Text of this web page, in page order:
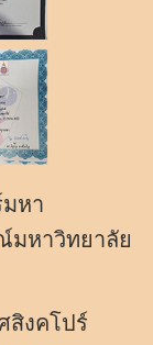
หา
หาวิทยาลัย
สิงคโปร์